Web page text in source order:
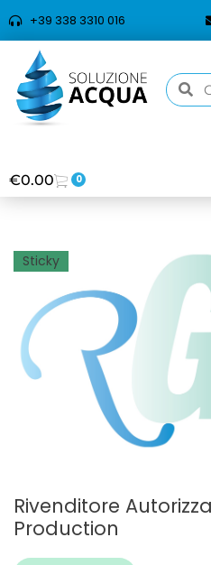
+39 338 3310 016
€0.00 0
Sticky
Rivenditore
Production